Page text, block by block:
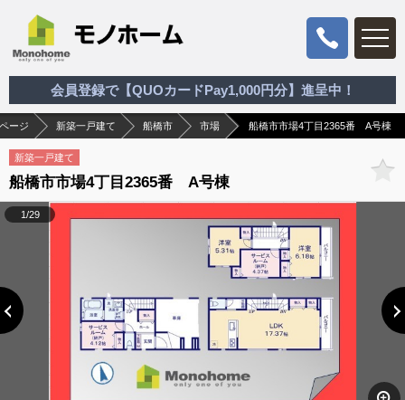
会員登録で【QUOカードPay1,000円分】進呈中！
ージ 新築一戸建て 船橋市 市場 船橋市市場4丁目2365番 A号棟
新築一戸建て
船橋市市場4丁目2365番 A号棟
1/29